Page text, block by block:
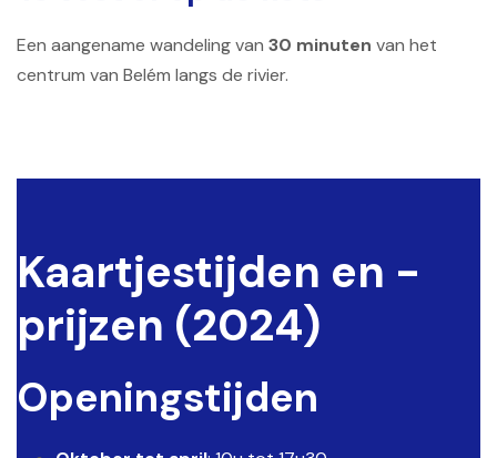
Een aangename wandeling van 30 minuten van het
centrum van Belém langs de rivier.
Kaartjestijden en -
prijzen (2024)
Openingstijden